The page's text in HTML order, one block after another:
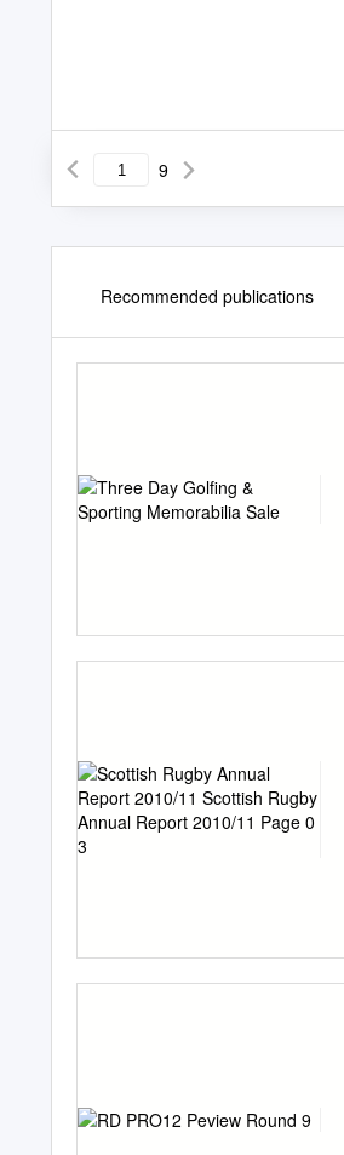
9
Recommended publications